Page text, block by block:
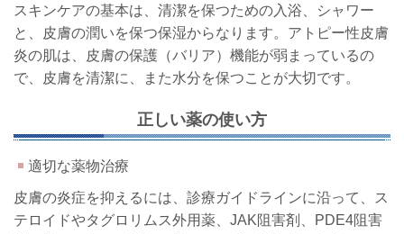
スキンケアの基本は、清潔を保つための入浴、シャワー
と、皮膚の潤いを保つ保湿からなります。アトピー性皮膚
炎の肌は、皮膚の保護（バリア）機能が弱まっているの
で、皮膚を清潔に、また水分を保つことが大切です。
正しい薬の使い方
適切な薬物治療
皮膚の炎症を抑えるには、診療ガイドラインに沿って、ス
テロイドやタグロリムス外用薬、JAK阻害剤、PDE4阻害